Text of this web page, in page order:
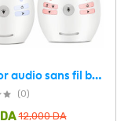
Monitor audio sans fil bidirectionnel pour chambre d’enfants V30 – جهاز مراقبة نوم الطفل
(0)
12,000DA
DA